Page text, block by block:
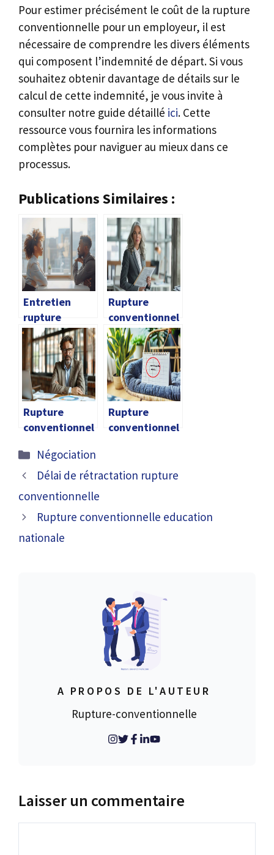
Pour estimer précisément le coût de la rupture
conventionnelle pour un employeur, il est
nécessaire de comprendre les divers éléments
qui composent l’indemnité de départ. Si vous
souhaitez obtenir davantage de détails sur le
calcul de cette indemnité, je vous invite à
consulter notre guide détaillé ici. Cette
ressource vous fournira les informations
complètes pour naviguer au mieux dans ce
processus.
Publications Similaires :
Entretien
rupture
conventionnel
le
Rupture
conventionnel
le et retraite
carriere
longue
Rupture
conventionnel
des finances
Rupture
conventionnel
Catégories
Négociation
Délai de rétractation rupture
conventionnelle
Rupture conventionnelle education
nationale
A PROPOS DE L'AUTEUR
Rupture-conventionnelle
Laisser un commentaire